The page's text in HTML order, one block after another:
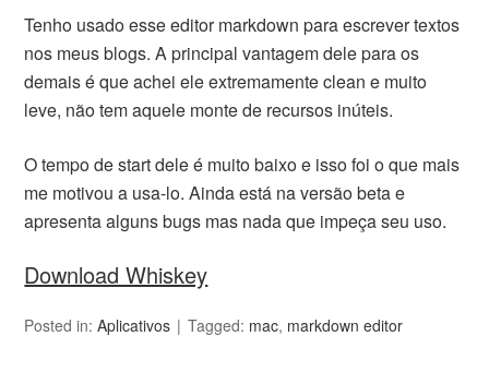
Tenho usado esse editor markdown para escrever textos
nos meus blogs. A principal vantagem dele para os
demais é que achei ele extremamente clean e muito
leve, não tem aquele monte de recursos inúteis.
O tempo de start dele é muito baixo e isso foi o que mais
me motivou a usa-lo. Ainda está na versão beta e
apresenta alguns bugs mas nada que impeça seu uso.
Download Whiskey
Posted in:Aplicativos Tagged: mac, markdown editor